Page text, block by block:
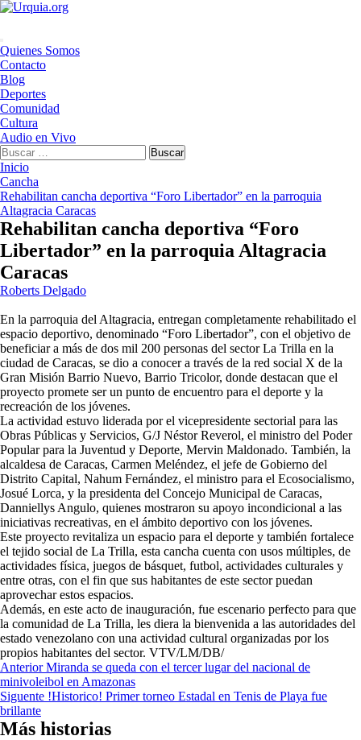
Saltar
Menú
principal
Quienes Somos
Contacto
Blog
Deportes
Comunidad
Cultura
Audio en Vivo
Buscar:
Inicio
Cancha
Rehabilitan cancha deportiva “Foro Libertador” en la parroquia
Altagracia Caracas
Rehabilitan cancha deportiva “Foro
Libertador” en la parroquia Altagracia
Caracas
Roberts Delgado
En la parroquia del Altagracia, entregan completamente rehabilitado el
espacio deportivo, denominado “Foro Libertador”, con el objetivo de
beneficiar a más de dos mil 200 personas del sector La Trilla en la
ciudad de Caracas, se dio a conocer a través de la red social X de la
Gran Misión Barrio Nuevo, Barrio Tricolor, donde destacan que el
proyecto promete ser un punto de encuentro para el deporte y la
recreación de los jóvenes.
La actividad estuvo liderada por el vicepresidente sectorial para las
Obras Públicas y Servicios, G/J Néstor Reverol, el ministro del Poder
Popular para la Juventud y Deporte, Mervin Maldonado. También, la
alcaldesa de Caracas, Carmen Meléndez, el jefe de Gobierno del
Distrito Capital, Nahum Fernández, el ministro para el Ecosocialismo,
Josué Lorca, y la presidenta del Concejo Municipal de Caracas,
Danniellys Angulo, quienes mostraron su apoyo incondicional a las
iniciativas recreativas, en el ámbito deportivo con los jóvenes.
Este proyecto revitaliza un espacio para el deporte y también fortalece
el tejido social de La Trilla, esta cancha cuenta con usos múltiples, de
actividades física, juegos de básquet, futbol, actividades culturales y
entre otras, con el fin que sus habitantes de este sector puedan
aprovechar estos espacios.
Además, en este acto de inauguración, fue escenario perfecto para que
la comunidad de La Trilla, les diera la bienvenida a las autoridades del
estado venezolano con una actividad cultural organizadas por los
propios habitantes del sector. VTV/LM/DB/
Navegación
de
entradas
AnteriorMiranda se queda con el tercer lugar del nacional de
minivoleibol en Amazonas
Siguente !Historico! Primer torneo Estadal en Tenis de Playa fue
brillante
Más historias